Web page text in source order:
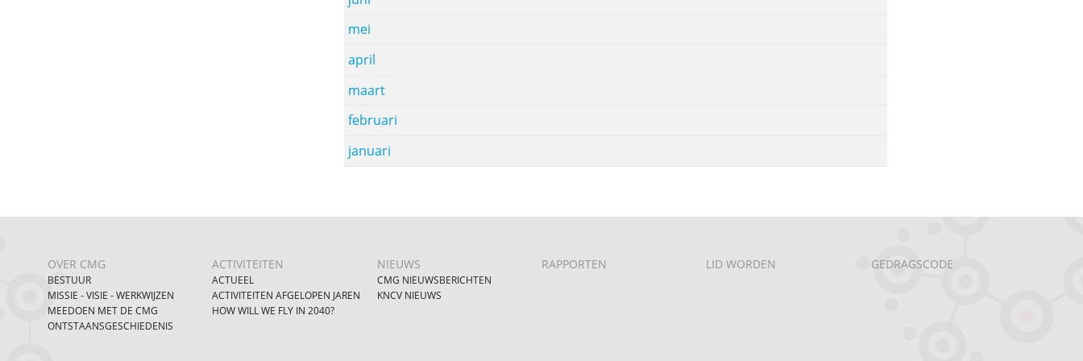
mei
april
maart
februari
januari
OVER CMG
BESTUUR
MISSIE - VISIE - WERKWIJZEN
MEEDOEN MET DE CMG
ONTSTAANSGESCHIEDENIS
ACTIVITEITEN
ACTUEEL
ACTIVITEITEN AFGELOPEN JAREN
HOW WILL WE FLY IN 2040?
NIEUWS
CMG NIEUWSBERICHTEN
KNCV NIEUWS
RAPPORTEN LID WORDEN GEDRAGSCODE